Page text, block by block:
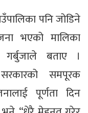
पनि जोडिने
भएको मालिका
गर्बुजाले बताए ।
समपूरक
पूर्णता दिन